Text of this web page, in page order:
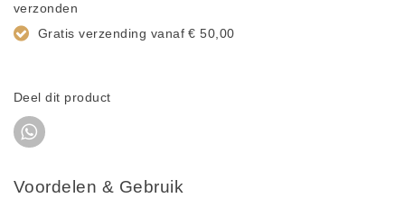
verzonden
Gratis verzending vanaf € 50,00
Deel dit product
Voordelen & Gebruik